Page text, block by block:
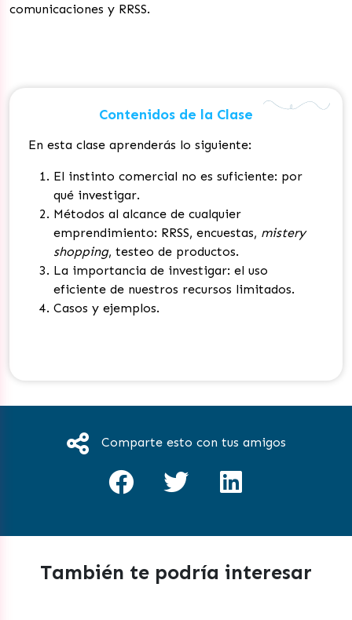
comunicaciones y RRSS.
Contenidos de la Clase
En esta clase aprenderás lo siguiente:
El instinto comercial no es suficiente: por
qué investigar.
Métodos al alcance de cualquier
emprendimiento: RRSS, encuestas, mistery
shopping, testeo de productos.
La importancia de investigar: el uso
eficiente de nuestros recursos limitados.
Casos y ejemplos.
Comparte esto con tus amigos
También te podría interesar